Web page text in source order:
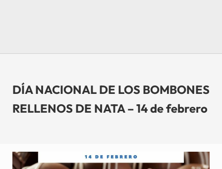
DÍA NACIONAL DE LOS BOMBONES
RELLENOS DE NATA – 14 de febrero